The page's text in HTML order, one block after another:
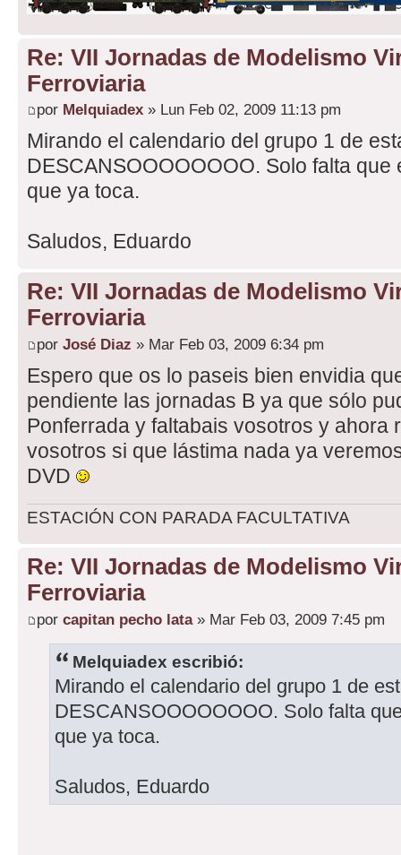
Re: VII Jornadas de Modelismo
Ferroviaria
por Melquiadex » Lun Feb 02, 2009 11:13 pm
Mirando el calendario del grupo 1 de
DESCANSOOOOOOOO. Solo falta
que ya toca.
Saludos, Eduardo
Re: VII Jornadas de Modelismo
Ferroviaria
por José Diaz » Mar Feb 03, 2009 6:34 pm
Espero que os lo paseis bien envidia
pendiente las jornadas B ya que sólo
Ponferrada y faltabais vosotros y ahora
vosotros si que lástima nada ya
DVD
ESTACIÓN CON PARADA FACULTATIVA
Re: VII Jornadas de Modelismo
Ferroviaria
por capitan pecho lata» Mar Feb 03, 2009 7:45 pm
Melquiadex escribió:
Mirando el calendario del grupo 1 de
DESCANSOOOOOOOO. Solo falta
que ya toca.
Saludos, Eduardo